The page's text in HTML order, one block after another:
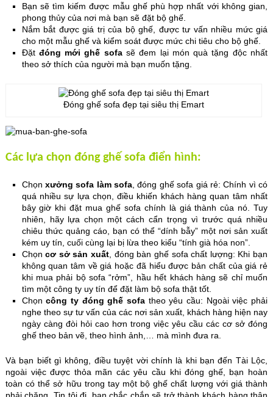
Bạn sẽ tìm kiếm được mẫu ghế phù hợp nhất với không gian,
phong thủy của nơi mà bạn sẽ đặt bộ ghế.
Nắm bắt được giá trị của bộ ghế, được tư vấn nhiều mức giá
cho một mẫu ghế và kiểm soát được mức chi tiêu cho bộ ghế.
Đặt đóng mới ghế sofasẽ đem lại món quà tặng độc nhất
theo sở thích của người mà bạn muốn tặng.
Đóng ghế sofa đẹp tại siêu thị Emart
Các lựa chọn đóng ghế sofa điển hình:
Chọn xưởng sofa làm sofa , đóng ghế sofa giá rẻ: Chính vì có
quá nhiều sự lựa chọn, điều khiến khách hàng quan tâm nhất
bây giờ khi đặt mua ghế sofa chính là giá thành của nó. Tuy
nhiên, hãy lựa chọn một cách cẩn trọng vì trước quá nhiều
chiêu thức quảng cáo, bạn có thể “dính bẫy” một nơi sản xuất
kém uy tín, cuối cùng lại bị lừa theo kiểu “tính già hóa non”.
Chọncơ sở sản xuất , đóng bàn ghế sofa chất lượng: Khi bạn
không quan tâm về giá hoặc đã hiểu được bản chất của giá rẻ
khi mua phải bộ sofa “rởm”, hầu hết khách hàng sẽ chỉ muốn
tìm một công ty uy tín để đặt làm bộ sofa thật tốt.
Chọncông ty đóng ghế sofatheo yêu cầu: Ngoài việc phải
nghe theo sự tư vấn của các nơi sản xuất, khách hàng hiện nay
ngày càng đòi hỏi cao hơn trong việc yêu cầu các cơ sở đóng
ghế theo bản vẽ, theo hình ảnh,… mà mình đưa ra.
Và bạn biết gì không, điều tuyệt vời chính là khi bạn đến Tài Lộc,
ngoài việc được thỏa mãn các yêu cầu khi đóng ghế, bạn hoàn
toàn có thể sở hữu trong tay một bộ ghế chất lượng với giá thành